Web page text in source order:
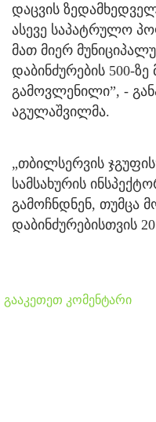
დაცვის
ასევე საპატრულო
მათ მიერ
დაბინძურების 500-ზე
გამოვლენილი”, -
აგულაშვილმა.
„თბილსერვის
სამსახურის
გამოჩნდნენ, თუმცა
დაბინძურებისთვის
გააკეთეთ კომენტარი